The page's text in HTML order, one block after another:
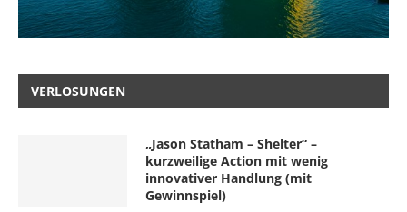
VERLOSUNGEN
„Jason Statham – Shelter“ –
kurzweilige Action mit wenig
innovativer Handlung (mit
Gewinnspiel)